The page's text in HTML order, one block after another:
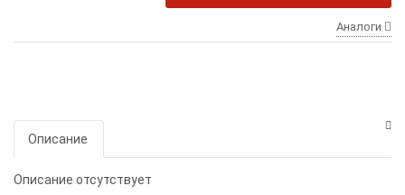
Аналоги
Описание
Описание отсутствует